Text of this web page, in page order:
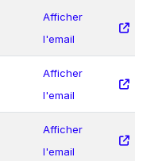
Afficher
l'email
Afficher
l'email
Afficher
l'email